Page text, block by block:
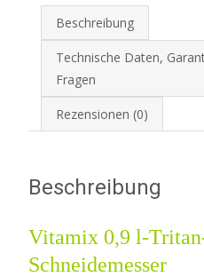
Beschreibung
Technische Daten,
Fragen
Rezensionen (0)
Beschreibung
Vitamix 0,9 l-
Schneidemesser